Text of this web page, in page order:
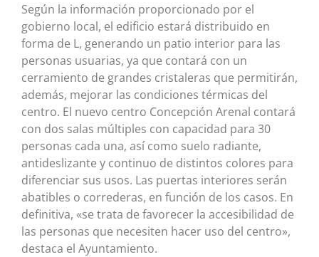
Según la información proporcionado por el
gobierno local, el edificio estará distribuido en
forma de L, generando un patio interior para las
personas usuarias, ya que contará con un
cerramiento de grandes cristaleras que permitirán,
además, mejorar las condiciones térmicas del
centro. El nuevo centro Concepción Arenal contará
con dos salas múltiples con capacidad para 30
personas cada una, así como suelo radiante,
antideslizante y continuo de distintos colores para
diferenciar sus usos. Las puertas interiores serán
abatibles o correderas, en función de los casos. En
definitiva, «se trata de favorecer la accesibilidad de
las personas que necesiten hacer uso del centro»,
destaca el Ayuntamiento.